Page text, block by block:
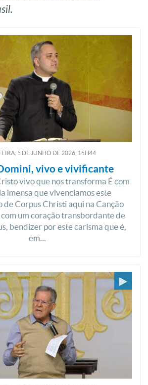
5 DEJUNHO DE2026, 15H44
vivo e vivificante
vivo que nos transforma É com
imensa que vivenciamos este
de Corpus Christi aqui na Canção
um coração transbordante de
bendizer por este carisma que é,
em...